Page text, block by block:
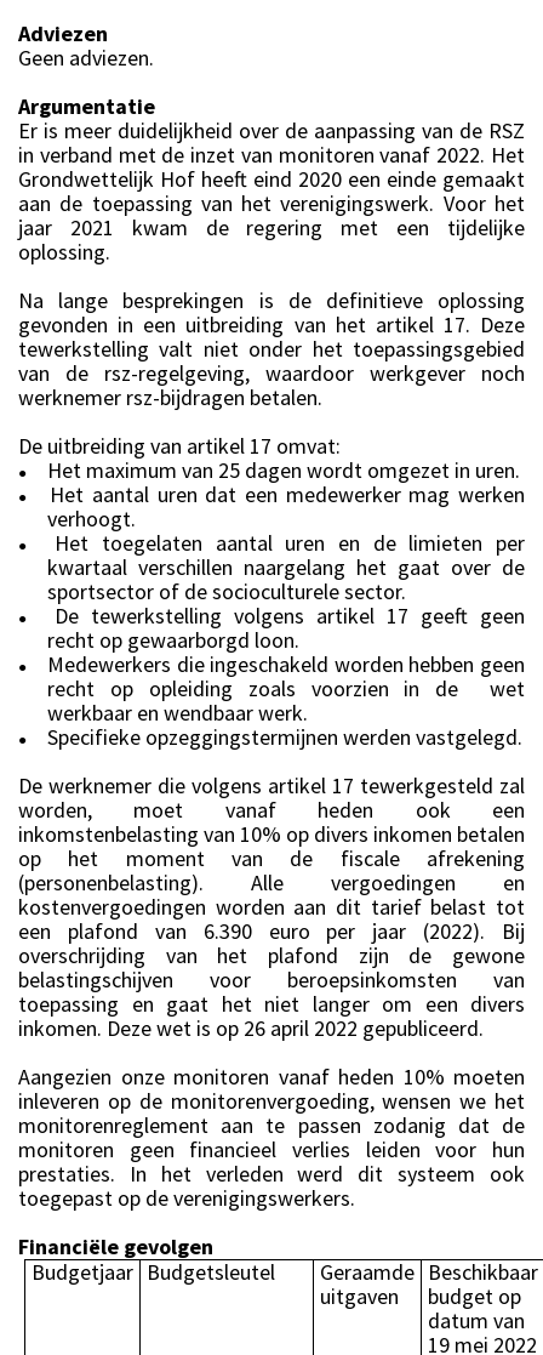
Adviezen
Geen adviezen.
Argumentatie
Er is meer duidelijkheid over de aanpassing van de RSZ
in verband met de inzet van monitoren vanaf 2022. Het
Grondwettelijk Hof heeft eind 2020 een einde gemaakt
aan de toepassing van het verenigingswerk. Voor het
jaar 2021 kwam de regering met een tijdelijke
oplossing.
Na lange besprekingen is de definitieve oplossing
gevonden in een uitbreiding van het artikel 17. Deze
tewerkstelling valt niet onder het toepassingsgebied
van de rsz-regelgeving, waardoor werkgever noch
werknemer rsz-bijdragen betalen.
De uitbreiding van artikel 17 omvat:
● Het maximum van 25 dagen wordt omgezet in uren.
●
Het aantal uren dat een medewerker mag werken
verhoogt.
●
Het toegelaten aantal uren en de limieten per
kwartaal verschillen naargelang het gaat over de
sportsector of de socioculturele sector.
●
De tewerkstelling volgens artikel 17 geeft geen
recht op gewaarborgd loon.
●
Medewerkers die ingeschakeld worden hebben geen
recht op opleiding zoals voorzien in de
wet
werkbaar en wendbaar werk.
●
Specifieke opzeggingstermijnen werden vastgelegd.
De werknemer die volgens artikel 17 tewerkgesteld zal
worden, moet vanaf heden ook een
inkomstenbelasting van 10% op divers inkomen betalen
op het moment van de fiscale afrekening
(personenbelasting). Alle vergoedingen en
kostenvergoedingen worden aan dit tarief belast tot
een plafond van 6.390 euro per jaar (2022). Bij
overschrijding van het plafond zijn de gewone
belastingschijven voor beroepsinkomsten van
toepassing en gaat het niet langer om een divers
inkomen. Deze wet is op 26 april 2022 gepubliceerd.
Aangezien onze monitoren vanaf heden 10% moeten
inleveren op de monitorenvergoeding, wensen we het
monitorenreglement aan te passen zodanig dat de
monitoren geen financieel verlies leiden voor hun
prestaties. In het verleden werd dit systeem ook
toegepast op de verenigingswerkers.
Financiële gevolgen
Budgetjaar Budgetsleutel
Geraamde
uitgaven
Beschikbaar
budget op
datum van
19 mei 2022